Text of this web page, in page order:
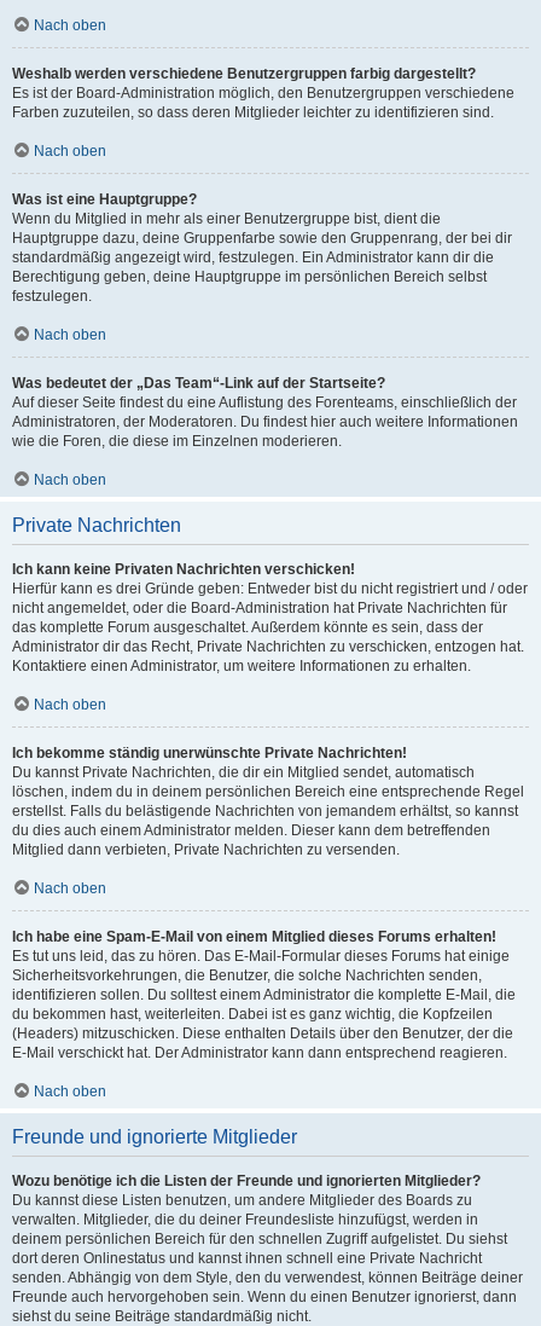
Nach oben
Weshalb werden verschiedene Benutzergruppen farbig dargestellt?
Es ist der Board-Administration möglich, den Benutzergruppen verschiedene
Farben zuzuteilen, so dass deren Mitglieder leichter zu identifizieren sind.
Nach oben
Was ist eine Hauptgruppe?
Wenn du Mitglied in mehr als einer Benutzergruppe bist, dient die
Hauptgruppe dazu, deine Gruppenfarbe sowie den Gruppenrang, der bei dir
standardmäßig angezeigt wird, festzulegen. Ein Administrator kann dir die
Berechtigung geben, deine Hauptgruppe im persönlichen Bereich selbst
festzulegen.
Nach oben
Was bedeutet der „Das Team“-Link auf der Startseite?
Auf dieser Seite findest du eine Auflistung des Forenteams, einschließlich der
Administratoren, der Moderatoren. Du findest hier auch weitere Informationen
wie die Foren, die diese im Einzelnen moderieren.
Nach oben
Private Nachrichten
Ich kann keine Privaten Nachrichten verschicken!
Hierfür kann es drei Gründe geben: Entweder bist du nicht registriert und / oder
nicht angemeldet, oder die Board-Administration hat Private Nachrichten für
das komplette Forum ausgeschaltet. Außerdem könnte es sein, dass der
Administrator dir das Recht, Private Nachrichten zu verschicken, entzogen hat.
Kontaktiere einen Administrator, um weitere Informationen zu erhalten.
Nach oben
Ich bekomme ständig unerwünschte Private Nachrichten!
Du kannst Private Nachrichten, die dir ein Mitglied sendet, automatisch
löschen, indem du in deinem persönlichen Bereich eine entsprechende Regel
erstellst. Falls du belästigende Nachrichten von jemandem erhältst, so kannst
du dies auch einem Administrator melden. Dieser kann dem betreffenden
Mitglied dann verbieten, Private Nachrichten zu versenden.
Nach oben
Ich habe eine Spam-E-Mail von einem Mitglied dieses Forums erhalten!
Es tut uns leid, das zu hören. Das E-Mail-Formular dieses Forums hat einige
Sicherheitsvorkehrungen, die Benutzer, die solche Nachrichten senden,
identifizieren sollen. Du solltest einem Administrator die komplette E-Mail, die
du bekommen hast, weiterleiten. Dabei ist es ganz wichtig, die Kopfzeilen
(Headers) mitzuschicken. Diese enthalten Details über den Benutzer, der die
E-Mail verschickt hat. Der Administrator kann dann entsprechend reagieren.
Nach oben
Freunde und ignorierte Mitglieder
Wozu benötige ich die Listen der Freunde und ignorierten Mitglieder?
Du kannst diese Listen benutzen, um andere Mitglieder des Boards zu
verwalten. Mitglieder, die du deiner Freundesliste hinzufügst, werden in
deinem persönlichen Bereich für den schnellen Zugriff aufgelistet. Du siehst
dort deren Onlinestatus und kannst ihnen schnell eine Private Nachricht
senden. Abhängig von dem Style, den du verwendest, können Beiträge deiner
Freunde auch hervorgehoben sein. Wenn du einen Benutzer ignorierst, dann
siehst du seine Beiträge standardmäßig nicht.